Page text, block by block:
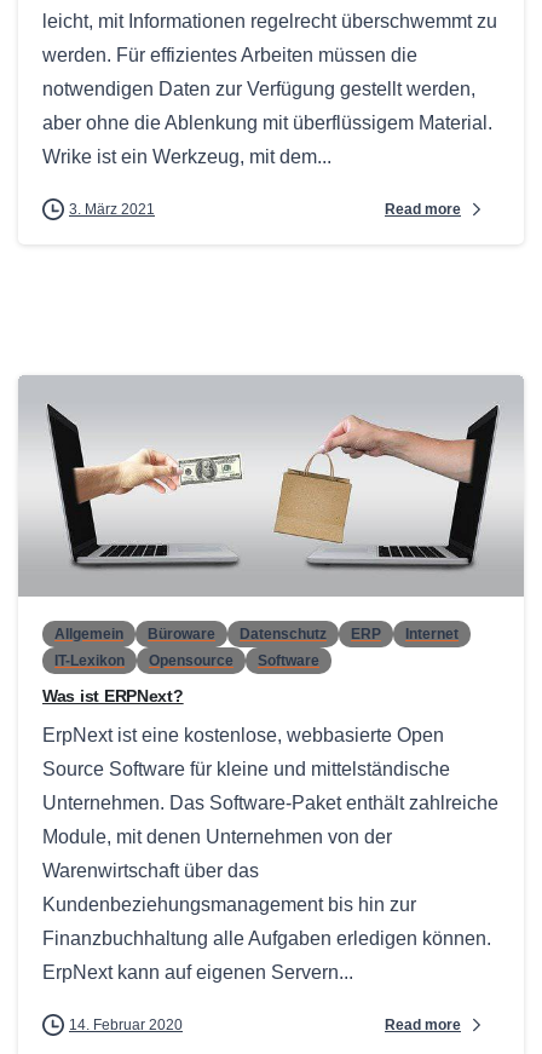
leicht, mit Informationen regelrecht überschwemmt zu
werden. Für effizientes Arbeiten müssen die
notwendigen Daten zur Verfügung gestellt werden,
aber ohne die Ablenkung mit überflüssigem Material.
Wrike ist ein Werkzeug, mit dem...
3. März 2021 Read more
0
Allgemein Büroware Datenschutz ERP
Internet
IT-Lexikon
Opensource Software
Was ist ERPNext?
ErpNext ist eine kostenlose, webbasierte Open
Source Software für kleine und mittelständische
Unternehmen. Das Software-Paket enthält zahlreiche
Module, mit denen Unternehmen von der
Warenwirtschaft über das
Kundenbeziehungsmanagement bis hin zur
Finanzbuchhaltung alle Aufgaben erledigen können.
ErpNext kann auf eigenen Servern...
14. Februar 2020 Read more